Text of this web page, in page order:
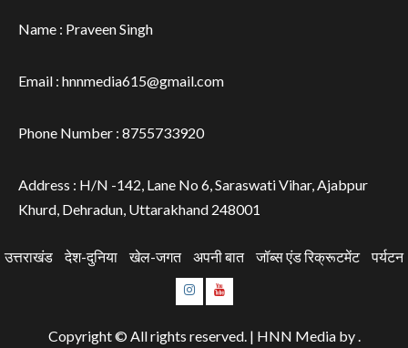
Name : Praveen Singh
Email : hnnmedia615@gmail.com
Phone Number : 8755733920
Address : H/N -142, Lane No 6, Saraswati Vihar, Ajabpur
Khurd, Dehradun, Uttarakhand 248001
उत्तराखंड देश-दुनिया खेल-जगत अपनी बात जॉब्स एंड रिक्रूटमेंट पर्यटन
Instagram
Youtube
Copyright © All rights reserved. | HNN Mediaby .